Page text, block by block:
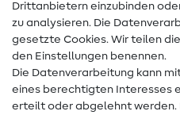
Kontakt
Infos zum Betreiberwechsel
FAQ
Widerrufsrecht
Drittanbietern einzubinden
zu analysieren. Die
gesetzte Cookies. Wir teilen
den Einstellungen benennen.
Die Datenverarbeitung kann
eines berechtigten Interesses
erteilt oder abgelehnt werden.